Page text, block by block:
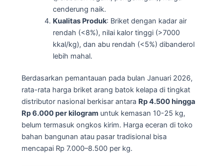
cenderung naik.
Kualitas Produk: Briket dengan kadar air
rendah (<8%), nilai kalor tinggi (>7000
kkal/kg), dan abu rendah (<5%) dibanderol
lebih mahal.
Berdasarkan pemantauan pada bulan Januari 2026,
rata-rata harga briket arang batok kelapa di tingkat
distributor nasional berkisar antara Rp 4.500 hingga
Rp 6.000 per kilogram untuk kemasan 10-25 kg,
belum termasuk ongkos kirim. Harga eceran di toko
bahan bangunan atau pasar tradisional bisa
mencapai Rp 7.000–8.500 per kg.